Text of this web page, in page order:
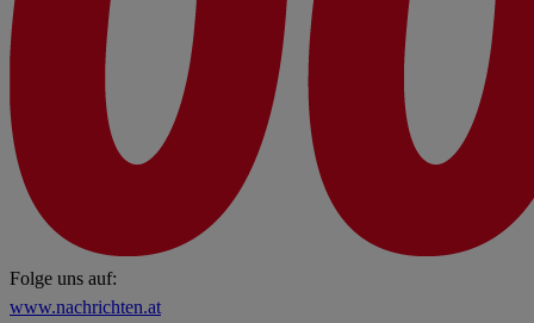
Folge uns auf:
www.nachrichten.at